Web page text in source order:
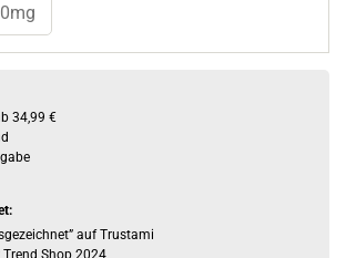
34,99 €
auf Trustami
Shop 2024